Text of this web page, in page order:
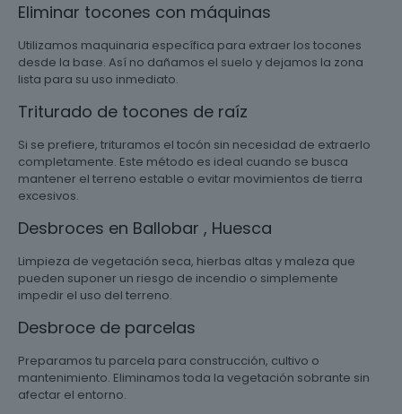
Eliminar tocones con máquinas
Utilizamos maquinaria específica para extraer los tocones
desde la base. Así no dañamos el suelo y dejamos la zona
lista para su uso inmediato.
Triturado de tocones de raíz
Si se prefiere, trituramos el tocón sin necesidad de extraerlo
completamente. Este método es ideal cuando se busca
mantener el terreno estable o evitar movimientos de tierra
excesivos.
Desbroces en Ballobar , Huesca
Limpieza de vegetación seca, hierbas altas y maleza que
pueden suponer un riesgo de incendio o simplemente
impedir el uso del terreno.
Desbroce de parcelas
Preparamos tu parcela para construcción, cultivo o
mantenimiento. Eliminamos toda la vegetación sobrante sin
afectar el entorno.